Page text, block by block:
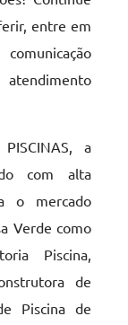
entre em
a
com alta
o mercado
Verde como
Piscina,
de
Piscina de